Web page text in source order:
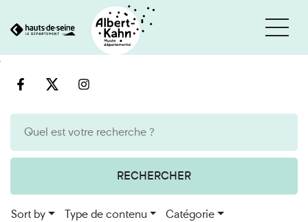
engine
RECHERCHER
Sort by Type de contenu Catégorie
Cookies management panel